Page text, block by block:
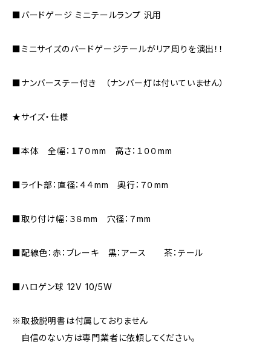
■バードゲージ ミニテールランプ 汎用
■ミニサイズのバードゲージテールがリア周りを演出！！
■ナンバーステー付き （ナンバー灯は付いていません）
★サイズ・仕様
■本体 全幅：１７０mm 高さ：１００mm
■ライト部：直径：４４mm 奥行：７０mm
■取り付け幅：３８mm 穴径：７mm
■配線色：赤：ブレーキ 黒：アース 茶：テール
■ハロゲン球 12V 10/5W
※取扱説明書は付属しておりません
自信のない方は専門業者に依頼してください。